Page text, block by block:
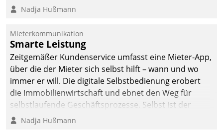
Nadja Hußmann
Mieterkommunikation
Smarte Leistung
Zeitgemäßer Kundenservice umfasst eine Mieter-App,
über die der Mieter sich selbst hilft – wann und wo
immer er will. Die digitale Selbstbedienung erobert
die Immobilienwirtschaft und ebnet den Weg für
selbstlaufende Geschäftsprozesse. Selbst ist der
Kunde und smart der Serviceanbieter.
Nadja Hußmann